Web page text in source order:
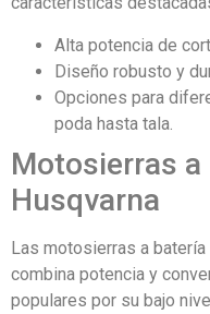
Alta potencia de
Diseño robusto y
Opciones para
poda hasta tala.
Motosierras a
Husqvarna
Las motosierras a
combina potencia y
populares por su bajo